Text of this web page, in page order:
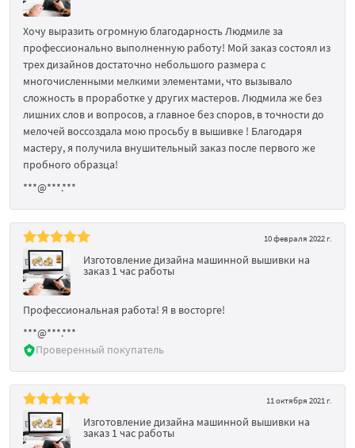
Хочу выразить огромную благодарность Людмиле за
профессионально выполненную работу! Мой заказ состоял из
трех дизайнов достаточно небольшого размера с
многочисленными мелкими элементами, что вызывало
сложность в проработке у других мастеров. Людмила же без
лишних слов и вопросов, а главное без споров, в точности до
мелочей воссоздала мою просьбу в вышивке ! Благодаря
мастеру, я получила внушительный заказ после первого же
пробного образца!
***@***.***
10 февраля 2022 г.
Изготовление дизайна машинной вышивки на
заказ 1 час работы
Профессиональная работа! Я в восторге!
***@***.***
Проверенный покупатель
11 октября 2021 г.
Изготовление дизайна машинной вышивки на
заказ 1 час работы